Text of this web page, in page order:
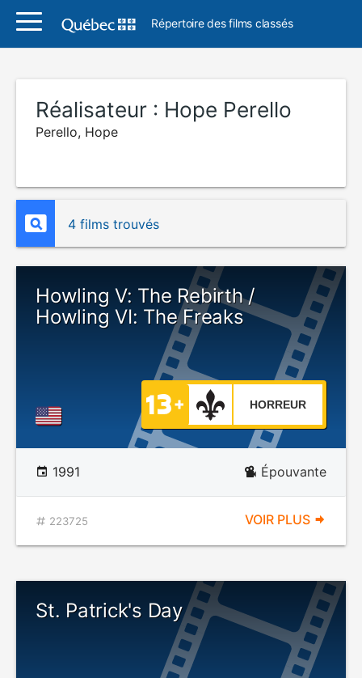
Répertoire des films classés
Réalisateur : Hope Perello
Perello, Hope
4 films trouvés
Howling V: The Rebirth /
Howling VI: The Freaks
HORREUR
1991 Épouvante
223725 VOIR PLUS
St. Patrick's Day